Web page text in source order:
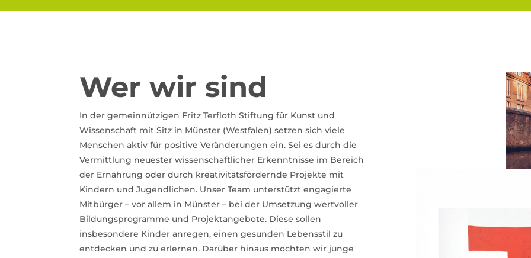
Wer wir sind
In der gemeinnützigen Fritz Terfloth Stiftung für Kunst und
Wissenschaft mit Sitz in Münster (Westfalen) setzen sich viele
Menschen aktiv für positive Veränderungen ein. Sei es durch die
Vermittlung neuester wissenschaftlicher Erkenntnisse im Bereich
der Ernährung oder durch kreativitätsfördernde Projekte mit
Kindern und Jugendlichen. Unser Team unterstützt engagierte
Mitbürger – vor allem in Münster – bei der Umsetzung wertvoller
Bildungsprogramme und Projektangebote. Diese sollen
insbesondere Kinder anregen, einen gesunden Lebensstil zu
entdecken und zu erlernen. Darüber hinaus möchten wir junge